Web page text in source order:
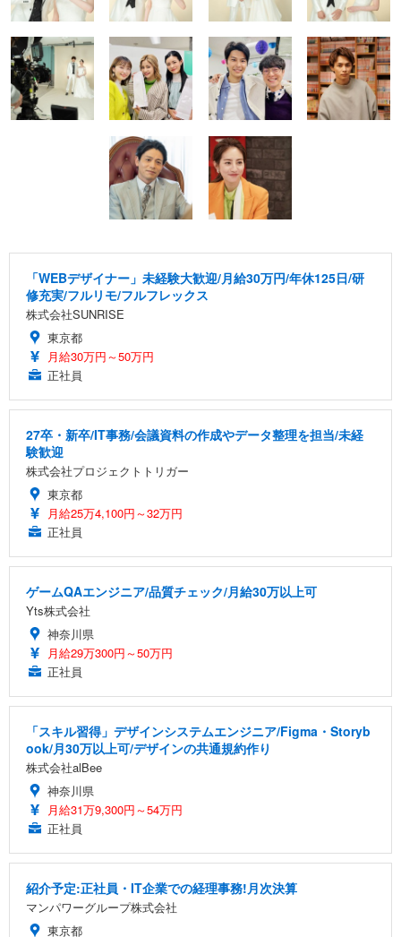
「WEBデザイナー」未経験大歓迎/月給30万円/年休125日/研
修充実/フルリモ/フルフレックス
株式会社SUNRISE
東京都
月給30万円～50万円
正社員
27卒・新卒/IT事務/会議資料の作成やデータ整理を担当/未経
験歓迎
株式会社プロジェクトトリガー
東京都
月給25万4,100円～32万円
正社員
ゲームQAエンジニア/品質チェック/月給30万以上可
Yts株式会社
神奈川県
月給29万300円～50万円
正社員
「スキル習得」デザインシステムエンジニア/Figma・Storyb
ook/月30万以上可/デザインの共通規約作り
株式会社alBee
神奈川県
月給31万9,300円～54万円
正社員
紹介予定:正社員・IT企業での経理事務!月次決算
マンパワーグループ株式会社
東京都